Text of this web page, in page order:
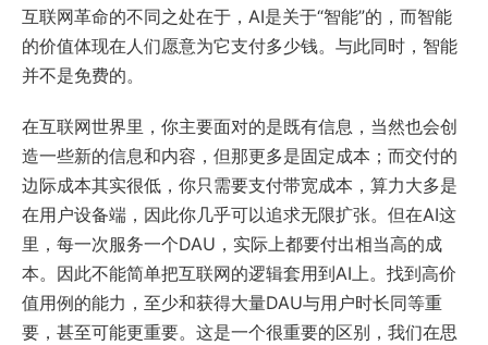
互联网革命的不同之处在于，AI是关于“智能”的，而智能
的价值体现在人们愿意为它支付多少钱。与此同时，智能
并不是免费的。
在互联网世界里，你主要面对的是既有信息，当然也会创
造一些新的信息和内容，但那更多是固定成本；而交付的
边际成本其实很低，你只需要支付带宽成本，算力大多是
在用户设备端，因此你几乎可以追求无限扩张。但在AI这
里，每一次服务一个DAU，实际上都要付出相当高的成
本。因此不能简单把互联网的逻辑套用到AI上。找到高价
值用例的能力，至少和获得大量DAU与用户时长同等重
要，甚至可能更重要。这是一个很重要的区别，我们在思